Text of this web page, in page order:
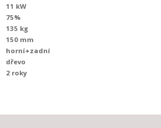
11 kW
75%
135 kg
150 mm
horní+zadní
dřevo
2 roky